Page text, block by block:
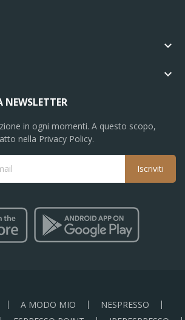


NEWSLETTER
in ogni momenti. A questo scopo,
nella Privacy Policy.
Iscriviti
A MODO MIO
NESPRESSO